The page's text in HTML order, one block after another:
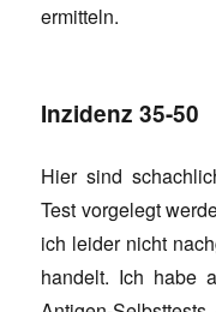
ermitteln.
Inzidenz 35-50
Hier sind
Test vorgelegt
ich leider nicht
handelt. Ich habe